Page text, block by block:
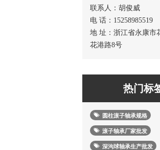
联系人：胡俊威
电 话：15258985519
地 址：浙江省永康市
花港路8号
热门标
圆柱滚子轴承规格
滚子轴承厂家批发
深沟球轴承生产批发